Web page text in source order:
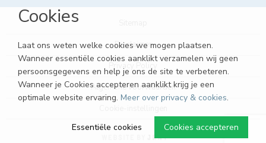
Cookies
Laat ons weten welke cookies we mogen plaatsen.
Wanneer essentiële cookies aanklikt verzamelen wij geen
persoonsgegevens en help je ons de site te verbeteren.
Wanneer je Cookies accepteren aanklikt krijg je een
optimale website ervaring. Meer over privacy & cookies.
Cookies accepteren
Essentiële cookies
Disclaimer
Privacy Policy
Algemene voorwaarden